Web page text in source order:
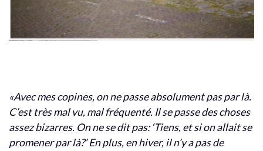
«Avec mes copines, on ne passe absolument pas par là.
C’est très mal vu, mal fréquenté. Il se passe des choses
assez bizarres. On ne se dit pas: ‘Tiens, et si on allait se
promener par là?’ En plus, en hiver, il n’y a pas de